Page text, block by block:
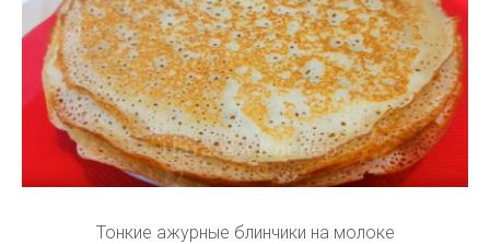
Тонкие ажурные блинчики на молоке